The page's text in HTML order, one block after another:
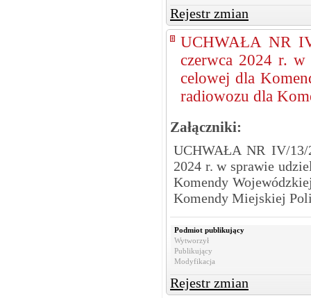
Rejestr zmian
UCHWAŁA NR
czerwca 2024 r.
celowej dla
radiowozu dla
Załączniki:
UCHWAŁA NR IV/
2024 r. w sprawie
Komendy
Komendy Miejskiej
Podmiot publikujący
Wytworzył
Publikujący
Modyfikacja
Rejestr zmian